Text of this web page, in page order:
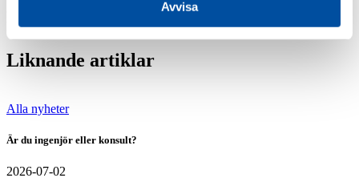
Avvisa
Dela
Liknande artiklar
Alla nyheter
Är du ingenjör eller konsult?
2026-07-02